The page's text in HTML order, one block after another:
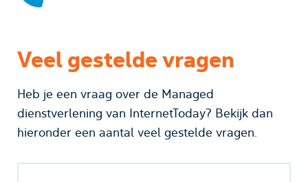
Veel gestelde vragen
Heb je een vraag over de Managed
dienstverlening van InternetToday? Bekijk dan
hieronder een aantal veel gestelde vragen.